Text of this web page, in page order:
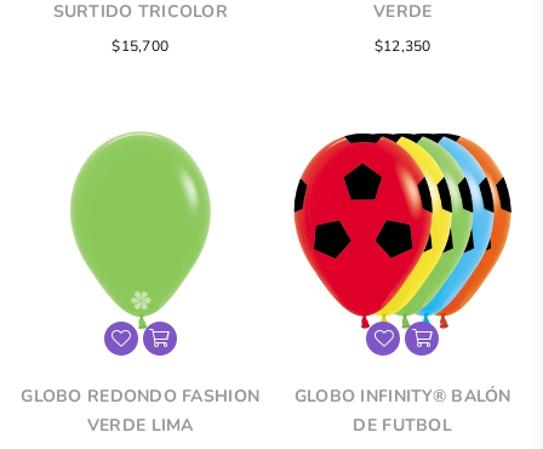
SURTIDO TRICOLOR
$15,700
VERDE
$12,350
GLOBO REDONDO FASHION
VERDE LIMA
GLOBO INFINITY® BALÓN
DE FUTBOL